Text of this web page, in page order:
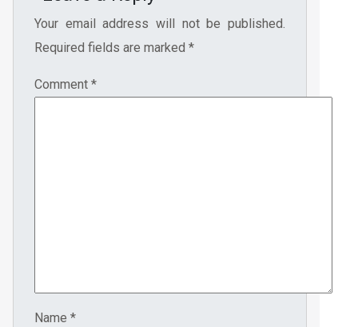
Your email address will not be published.
Required fields are marked *
Comment *
Name *